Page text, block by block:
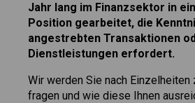
Jahr lang im Finanzsektor in
Position gearbeitet, die
angestrebten Transaktionen
Dienstleistungen erfordert.
Wir werden Sie nach Einzelheiten
fragen und wie diese Ihnen